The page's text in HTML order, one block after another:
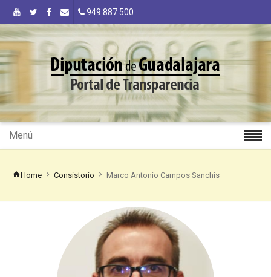
949 887 500
Menú
Home Consistorio Marco Antonio Campos Sanchis